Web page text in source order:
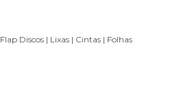
Flap Discos | Lixas | Cintas | Folhas